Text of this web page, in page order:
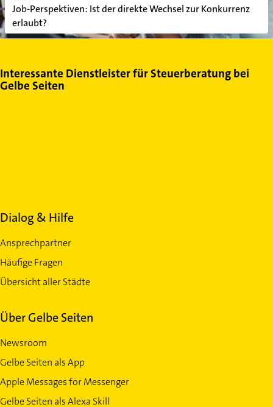
Job-Perspektiven: Ist der direkte Wechsel zur Konkurrenz
erlaubt?
Interessante Dienstleister für Steuerberatung bei
Gelbe Seiten
Dialog & Hilfe
Ansprechpartner
Häufige Fragen
Übersicht aller Städte
Über Gelbe Seiten
Newsroom
Gelbe Seiten als App
Apple Messages for Messenger
Gelbe Seiten als Alexa Skill